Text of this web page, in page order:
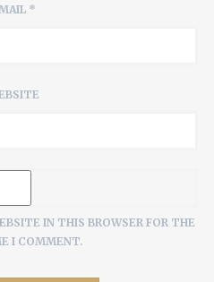
*
IN THIS BROWSER FOR THE
I COMMENT.